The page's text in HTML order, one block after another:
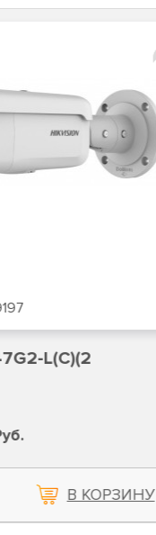
L(C)(2
В КОРЗИНУ